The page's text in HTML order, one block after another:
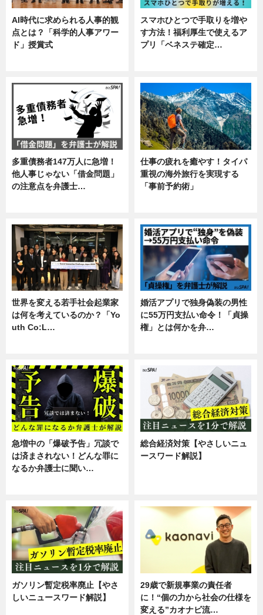
AI時代に求められる人事的観
点とは？「科学的人事アワー
ド」授賞式
スマホひとつで手取りを増や
す方法！福利厚生で使えるア
プリ「ベネステ確定…
多重債務者147万人に急増！
他人事じゃない「借金問題」
の注意点を弁護士…
仕事の疲れを癒やす！タイパ
重視の海外旅行を実現する
「事前予約術」
世界を変える若手社会起業家
は何を考えているのか？「Yo
uth Co:L…
婚活アプリで独身偽装の男性
に55万円支払い命令！「貞操
権」とは何かを弁…
急増中の「爆破予告」冗談で
は済まされない！どんな罪に
なるか弁護士に聞い…
総合経済対策【やさしいニュ
ースワード解説】
ガソリン暫定税率廃止【やさ
しいニュースワード解説】
29歳で新規事業の責任者
に！“個の力から社会の仕様を
変える”カオナビ流…